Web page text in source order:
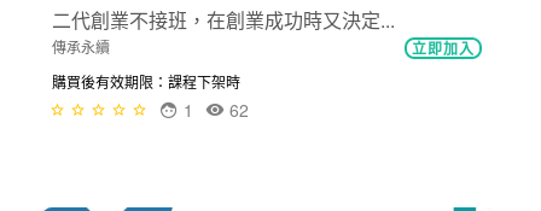
二代創業不接班，在創業成功時又決定...
傳承永續 立即加入
購買後有效期限：課程下架時
62
1